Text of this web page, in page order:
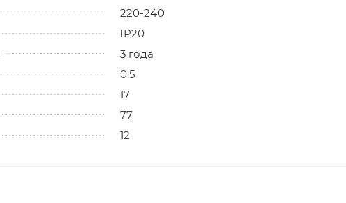
220-240
IP20
3 года
0.5
17
77
12